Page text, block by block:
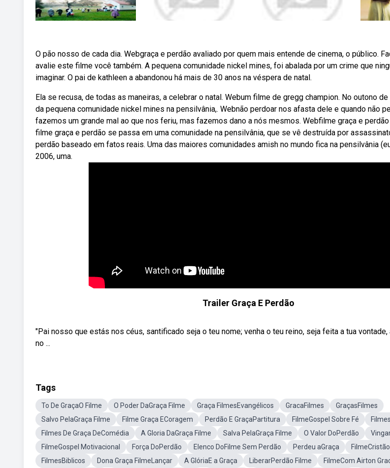
O pão nosso de cada dia. Webgraça e perdão avaliado por quem mais entende de cinema, o público.
avalie este filme você também. A pequena comunidade nickel mines, foi abalada por um crime que
imaginar. O pai de kathleen a abandonou há mais de 30 anos na véspera de natal.
Ela se recusa, de todas as maneiras, a celebrar o natal. Webum filme de gregg champion. No outono
da pequena comunidade nickel mines na pensilvânia,. Webnão perdoar nos afasta dele e quando não
fazemos um grande mal ao que nos feriu, mas fazemos dano a nós mesmos. Webfilme graça e
filme graça e perdão se passa em uma comunidade na pensilvânia, que se vê destruída por
perdão baseado em fatos reais. Uma das maiores comunidades amish no mundo fica na pensilvânia
2006, uma.
Trailer Graça E Perdão
"Pai nosso que estás nos céus, santificado seja o teu nome; venha o teu reino, seja feita a tua
no ...
Tags
To De GraçaO Filme O Poder DaGraça Filme Graça FilmesEvangélicos GracaFilmes
GraçasFilmes
Salvo PelaGraça Filme
Filme Graça ECoragem Perdão E GraçaPartitura FilmeGospel Sobre Fé
Filmes De Graça DeComédia
A Gloria DaGraça Filme Salva PelaGraça Filme O Valor DoPerdão
FilmeGospel Motivacional
Força DoPerdão Elenco DoFilme Sem Perdão Perdeu aGraça
FilmesBiblicos
Dona Graça FilmeLançar A GlóriaE a Graça LiberarPerdão Filme
FilmeCom Airton